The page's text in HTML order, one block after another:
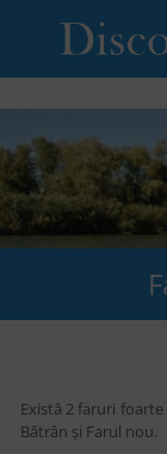
Există 2 faruri
Bătrân și Farul nou.